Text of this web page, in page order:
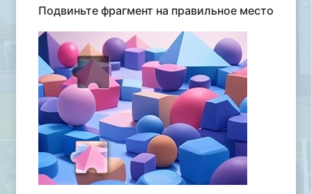
Подвиньте фрагмент на правильное место